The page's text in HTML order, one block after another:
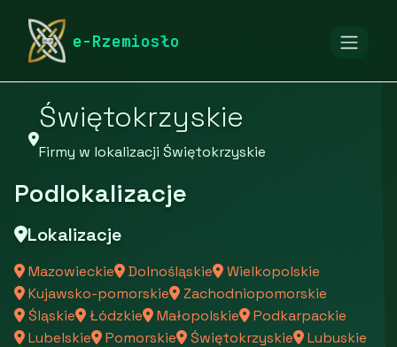
e-Rzemiosło
rymarstwo-poznan.pl
Świętokrzyskie
Firmy w lokalizacji Świętokrzyskie
Podlokalizacje
Lokalizacje
Mazowieckie Dolnośląskie
Wielkopolskie
Kujawsko-pomorskie
Zachodniopomorskie
Śląskie
Łódzkie Małopolskie
Podkarpackie
Lubelskie
Pomorskie Świętokrzyskie
Lubuskie